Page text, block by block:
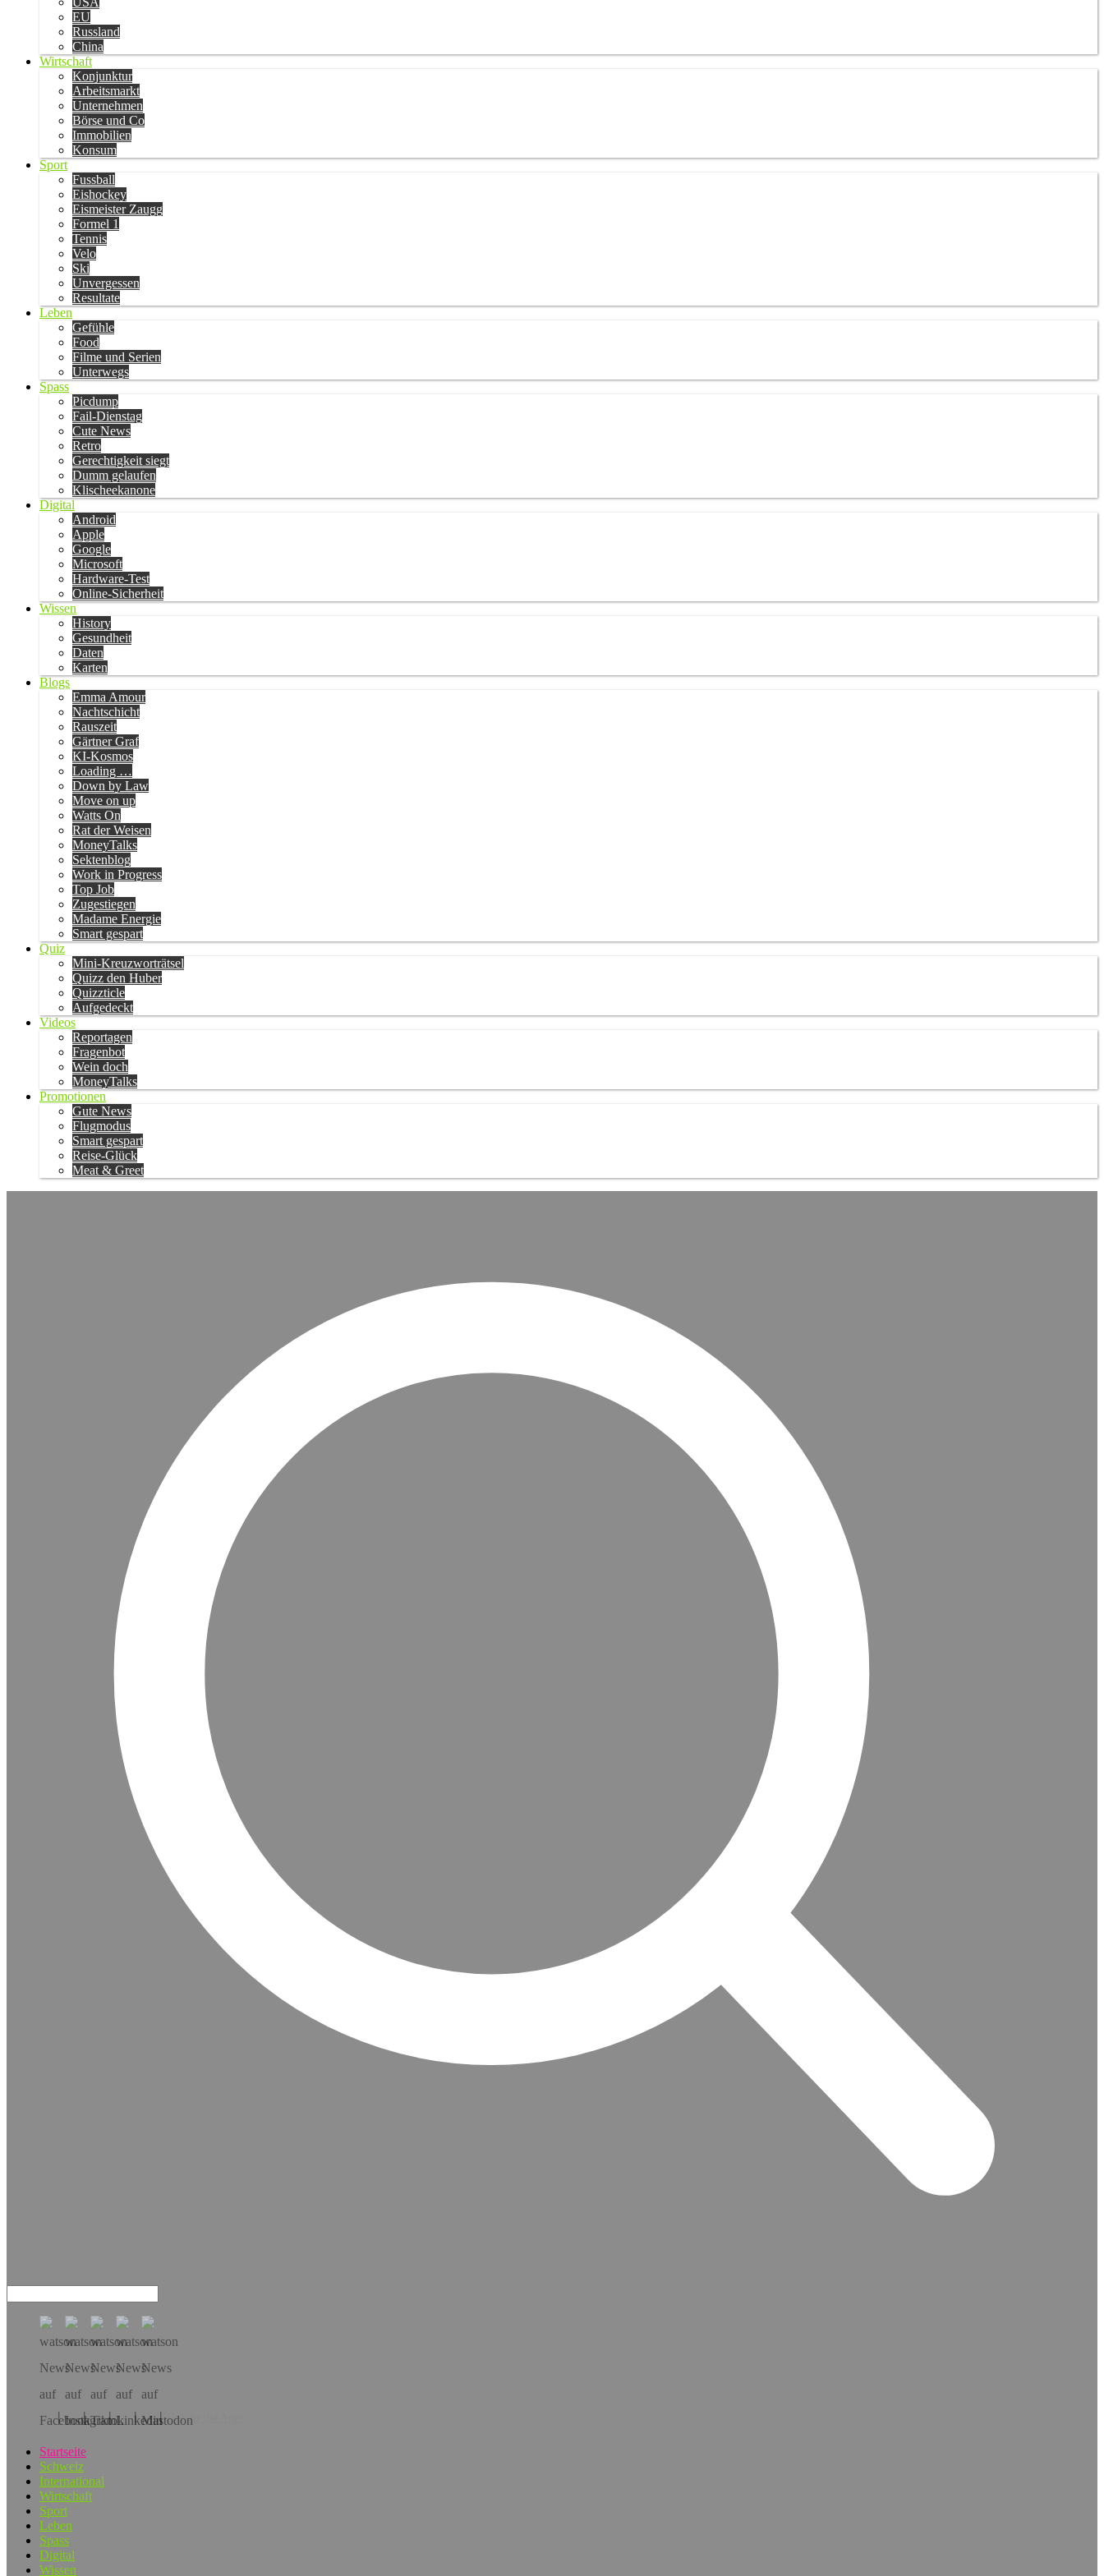
EU
Russland
China
Wirtschaft
Konjunktur
Arbeitsmarkt
Unternehmen
Börse und Co
Immobilien
Konsum
Sport
Fussball
Eishockey
Eismeister Zaugg
Formel 1
Tennis
Velo
Ski
Unvergessen
Resultate
Leben
Gefühle
Food
Filme und Serien
Unterwegs
Spass
Picdump
Fail-Dienstag
Cute News
Retro
Gerechtigkeit siegt
Dumm gelaufen
Klischeekanone
Digital
Android
Apple
Google
Microsoft
Hardware-Test
Online-Sicherheit
Wissen
History
Gesundheit
Daten
Karten
Blogs
Emma Amour
Nachtschicht
Rauszeit
Gärtner Graf
KI-Kosmos
Loading …
Down by Law
Move on up
Watts On
Rat der Weisen
MoneyTalks
Sektenblog
Work in Progress
Top Job
Zugestiegen
Madame Energie
Smart gespart
Quiz
Mini-Kreuzworträtsel
Quizz den Huber
Quizzticle
Aufgedeckt
Videos
Reportagen
Fragenbot
Wein doch
MoneyTalks
Promotionen
Gute News
Flugmodus
Smart gespart
Reise-Glück
Meat & Greet
Hol dir die App!
Startseite
Schweiz
International
Wirtschaft
Sport
Leben
Spass
Digital
Wissen